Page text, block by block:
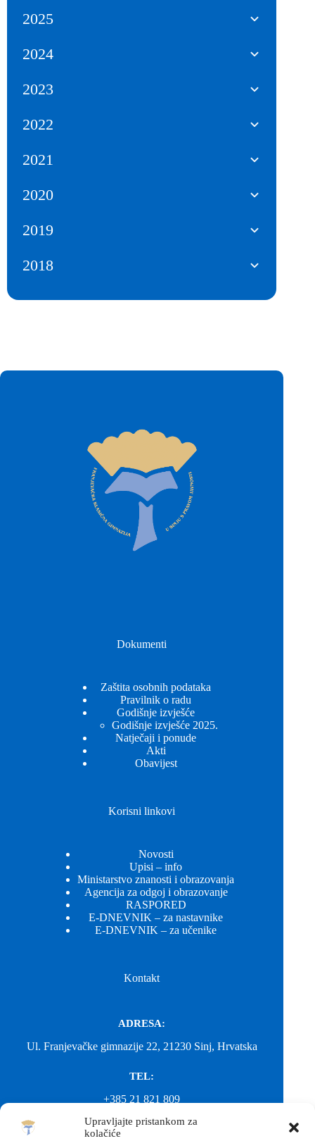
Upravljajte pristankom za
kolačiće
2025
2024
2023
2022
2021
2020
2019
2018
Dokumenti
Zaštita osobnih podataka
Pravilnik o radu
Godišnje izvješće
Godišnje izvješće 2025.
Natječaji i ponude
Akti
Obavijest
Korisni linkovi
Novosti
Upisi – info
Ministarstvo znanosti i obrazovanja
Agencija za odgoj i obrazovanje
RASPORED
E-DNEVNIK – za nastavnike
E-DNEVNIK – za učenike
Kontakt
ADRESA:
Ul. Franjevačke gimnazije 22, 21230 Sinj, Hrvatska
TEL:
+385 21 821 809
EMAIL: